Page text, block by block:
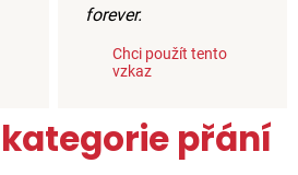
forever.
Chci použít tento
vzkaz
přání